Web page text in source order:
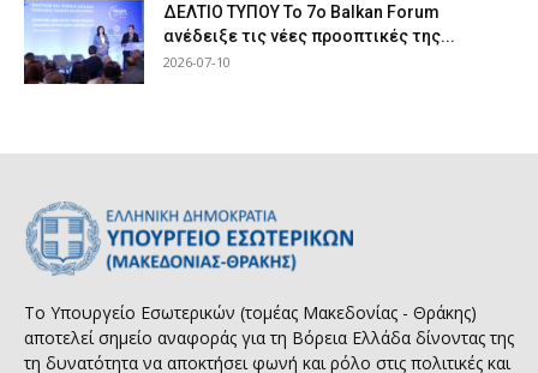
ΔΕΛΤΙΟ ΤΥΠΟΥ Το 7ο Balkan Forum
ανέδειξε τις νέες προοπτικές της...
2026-07-10
Το Υπουργείο Εσωτερικών (τομέας Μακεδονίας - Θράκης)
αποτελεί σημείο αναφοράς για τη Βόρεια Ελλάδα δίνοντας της
τη δυνατότητα να αποκτήσει φωνή και ρόλο στις πολιτικές και